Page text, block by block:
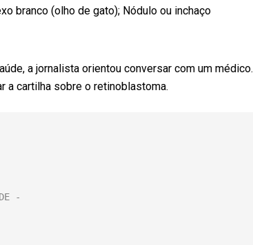
branco (olho de gato); Nódulo ou inchaço
a jornalista orientou conversar com um médico.
a cartilha sobre o retinoblastoma.